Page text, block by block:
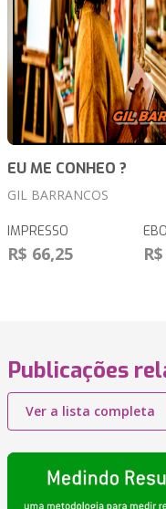
EU ME CONHEO ?
GIL BARRANCOS
IMPRESSO
R$ 66,25
Publicações
Ver a lista completa